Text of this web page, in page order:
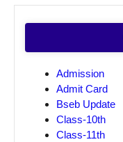
Admission
Admit Card
Bseb Update
Class-10th
Class-11th